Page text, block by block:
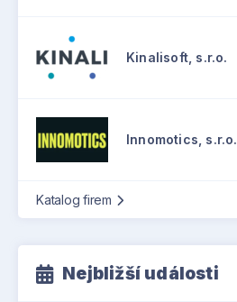
Kinalisoft, s.r.o.
Innomotics, s.r.o.
Katalog firem
Nejbližší události